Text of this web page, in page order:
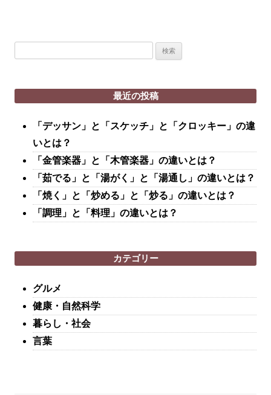
最近の投稿
「デッサン」と「スケッチ」と「クロッキー」の違
いとは？
「金管楽器」と「木管楽器」の違いとは？
「茹でる」と「湯がく」と「湯通し」の違いとは？
「焼く」と「炒める」と「炒る」の違いとは？
「調理」と「料理」の違いとは？
カテゴリー
グルメ
健康・自然科学
暮らし・社会
言葉